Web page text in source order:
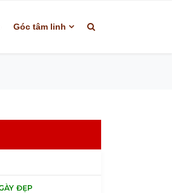
Góc tâm linh
ĐẸP